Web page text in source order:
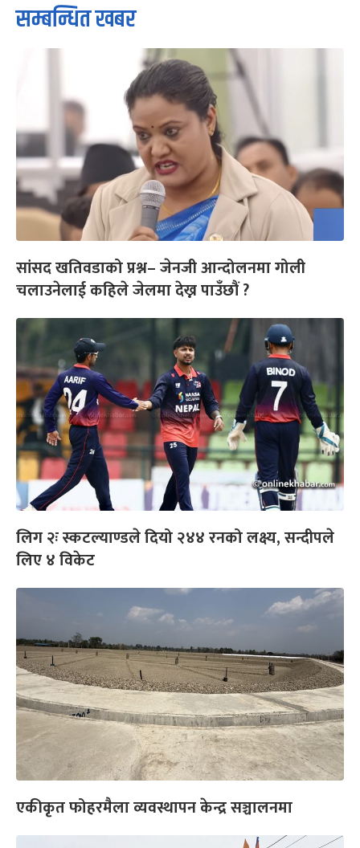
सम्बन्धित खबर
सांसद खतिवडाको प्रश्न– जेनजी आन्दोलनमा गोली
चलाउनेलाई कहिले जेलमा देख्न पाउँछौं ?
लिग २ः स्कटल्याण्डले दियो २४४ रनको लक्ष्य, सन्दीपले
लिए ४ विकेट
एकीकृत फोहरमैला व्यवस्थापन केन्द्र सञ्चालनमा